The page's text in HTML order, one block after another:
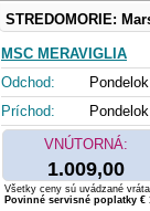
STREDOMORIE:
MSC MERAVIGLIA
Odchod:
Príchod:
VNÚTORNÁ:
1.009,00
Všetky ceny sú uvádzané
Povinné servisné poplatky